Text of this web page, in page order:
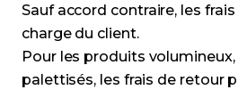
Sauf accord contraire, les
charge du client.
Pour les produits
palettisés, les frais de retour